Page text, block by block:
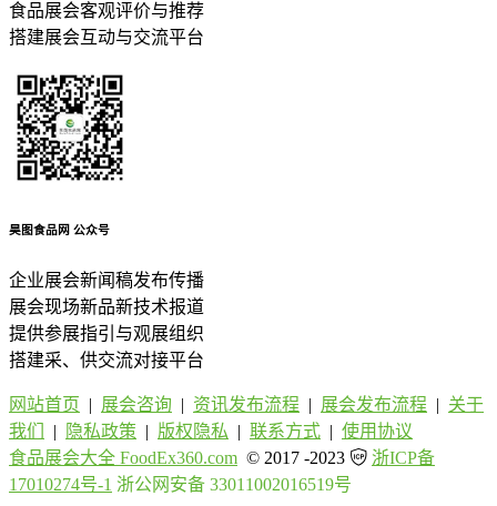
食品展会客观评价与推荐
搭建展会互动与交流平台
昊图食品网 公众号
企业展会新闻稿发布传播
展会现场新品新技术报道
提供参展指引与观展组织
搭建采、供交流对接平台
网站首页 | 展会咨询 | 资讯发布流程 | 展会发布流程 | 关于
我们
| 隐私政策 | 版权隐私 | 联系方式 | 使用协议
食品展会大全 FoodEx360.com © 2017 -2023
浙ICP备
17010274号-1 浙公网安备 33011002016519号